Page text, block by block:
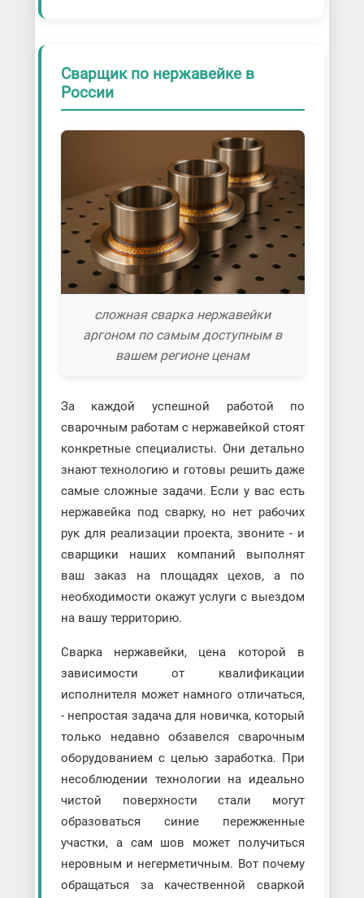
Сварщик по нержавейке в
России
сложная сварка нержавейки
аргоном по самым доступным в
вашем регионе ценам
За каждой успешной работой по
сварочным работам с нержавейкой стоят
конкретные специалисты. Они детально
знают технологию и готовы решить даже
самые сложные задачи. Если у вас есть
нержавейка под сварку, но нет рабочих
рук для реализации проекта, звоните - и
сварщики наших компаний выполнят
ваш заказ на площадях цехов, а по
необходимости окажут услуги с выездом
на вашу территорию.
Сварка нержавейки, цена которой в
зависимости от квалификации
исполнителя может намного отличаться,
- непростая задача для новичка, который
только недавно обзавелся сварочным
оборудованием с целью заработка. При
несоблюдении технологии на идеально
чистой поверхности стали могут
образоваться синие пережженные
участки, а сам шов может получиться
неровным и негерметичным. Вот почему
обращаться за качественной сваркой